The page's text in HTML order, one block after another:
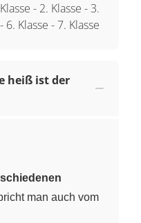
- 2. Klasse - 3.
- 6. Klasse -7. Klasse
heiß ist der
man auch vom